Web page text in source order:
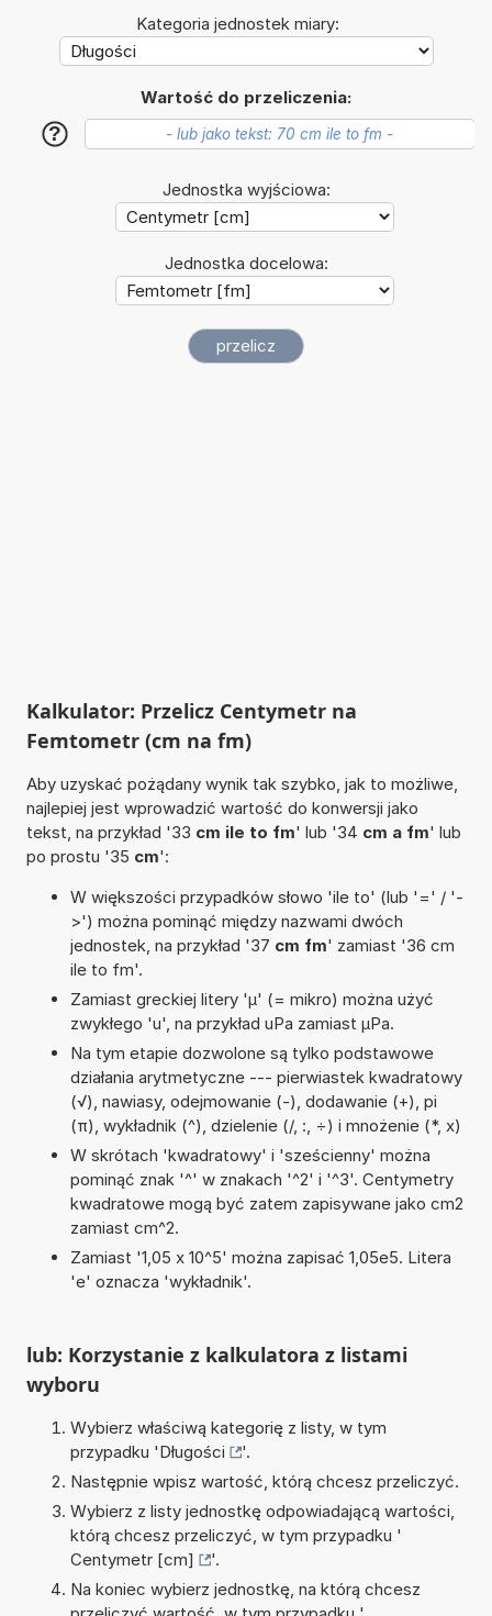
Kategoria jednostek miary:
Wartość do przeliczenia:
?
Jednostka wyjściowa:
Jednostka docelowa:
Kalkulator: Przelicz Centymetr na
Femtometr (cm na fm)
Aby uzyskać pożądany wynik tak szybko, jak to możliwe,
najlepiej jest wprowadzić wartość do konwersji jako
tekst, na przykład '33 cm ile to fm' lub '34 cm a fm' lub
po prostu '35 cm':
W większości przypadków słowo 'ile to' (lub '=' / '-
>') można pominąć między nazwami dwóch
jednostek, na przykład '37 cm fm' zamiast '36 cm
ile to fm'.
Zamiast greckiej litery 'µ' (= mikro) można użyć
zwykłego 'u', na przykład uPa zamiast µPa.
Na tym etapie dozwolone są tylko podstawowe
działania arytmetyczne --- pierwiastek kwadratowy
(√), nawiasy, odejmowanie (-), dodawanie (+), pi
(π), wykładnik (^), dzielenie (/, :, ÷) i mnożenie (*, x)
W skrótach 'kwadratowy' i 'sześcienny' można
pominąć znak '^' w znakach '^2' i '^3'. Centymetry
kwadratowe mogą być zatem zapisywane jako cm2
zamiast cm^2.
Zamiast '1,05 x 10^5' można zapisać 1,05e5. Litera
'e' oznacza 'wykładnik'.
lub: Korzystanie z kalkulatora z listami
wyboru
Wybierz właściwą kategorię z listy, w tym
przypadku 'Długości
'.
Następnie wpisz wartość, którą chcesz przeliczyć.
Wybierz z listy jednostkę odpowiadającą wartości,
którą chcesz przeliczyć, w tym przypadku '
Centymetr [cm]
'.
Na koniec wybierz jednostkę, na którą chcesz